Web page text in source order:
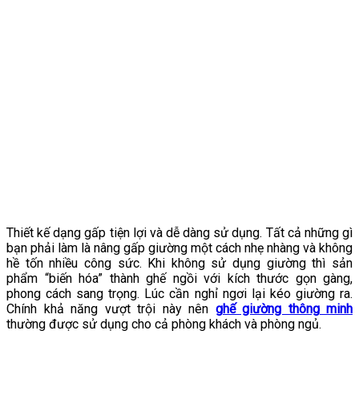
Thiết kế dạng gấp tiện lợi và dễ dàng sử dụng. Tất cả những gì
bạn phải làm là nâng gấp giường một cách nhẹ nhàng và không
hề tốn nhiều công sức. Khi không sử dụng giường thì sản
phẩm “biến hóa” thành ghế ngồi với kích thước gọn gàng,
phong cách sang trọng. Lúc cần nghỉ ngơi lại kéo giường ra.
Chính khả năng vượt trội này nên ghế giường thông minh
thường được sử dụng cho cả phòng khách và phòng ngủ.